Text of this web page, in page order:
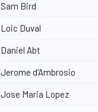
Sam Bird
Loic Duval
Daniel Abt
Jerome d'Ambrosio
Jose Maria Lopez